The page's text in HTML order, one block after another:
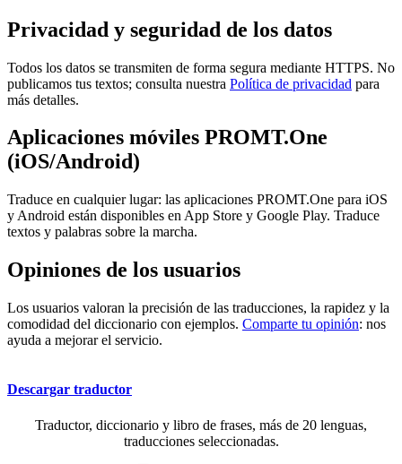
Privacidad y seguridad de los datos
Todos los datos se transmiten de forma segura mediante HTTPS. No
publicamos tus textos; consulta nuestra Política de privacidad para
más detalles.
Aplicaciones móviles PROMT.One
(iOS/Android)
Traduce en cualquier lugar: las aplicaciones PROMT.One para iOS
y Android están disponibles en App Store y Google Play. Traduce
textos y palabras sobre la marcha.
Opiniones de los usuarios
Los usuarios valoran la precisión de las traducciones, la rapidez y la
comodidad del diccionario con ejemplos. Comparte tu opinión: nos
ayuda a mejorar el servicio.
Descargar traductor
Traductor, diccionario y libro de frases, más de 20 lenguas,
traducciones seleccionadas.